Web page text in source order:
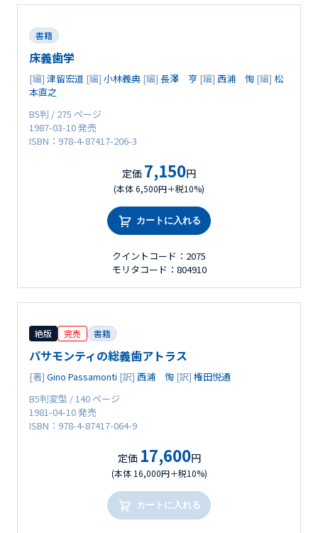
書籍
床義歯学
[編] 津留宏道 [編] 小林義典 [編] 長澤 亨 [編] 西浦 恂 [編] 松
本直之
B5判 / 275 ページ
1987-03-10 発売
ISBN：978-4-87417-206-3
定価 7,150円
(本体 6,500円＋税10%)
カートに入れる
クイントコード：2075
モリタコード：804910
絶版 完売 書籍
パサモンティの総義歯アトラス
[著] Gino Passamonti [訳] 西浦 恂 [訳] 権田悦通
B5判変型 / 140 ページ
1981-04-10 発売
ISBN：978-4-87417-064-9
定価 17,600円
(本体 16,000円＋税10%)
カートに入れる